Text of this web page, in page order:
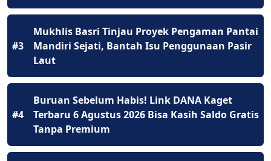
#3
Mukhlis Basri Tinjau Proyek Pengaman Pantai
Mandiri Sejati, Bantah Isu Penggunaan Pasir
Laut
#4
Buruan Sebelum Habis! Link DANA Kaget
Terbaru 6 Agustus 2026 Bisa Kasih Saldo Gratis
Tanpa Premium